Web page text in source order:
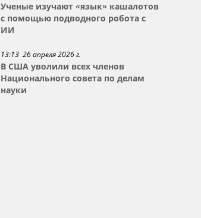
Ученые изучают «язык» кашалотов
с помощью подводного робота с
ИИ
13:13 26 апреля 2026 г.
В США уволили всех членов
Национального совета по делам
науки